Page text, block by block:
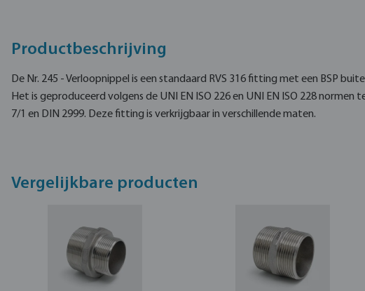
Productbeschrijving
De Nr. 245 - Verloopnippel is een standaard RVS 316 fitting met een BSP
Het is geproduceerd volgens de UNI EN ISO 226 en UNI EN ISO 228 normen
7/1 en DIN 2999. Deze fitting is verkrijgbaar in verschillende maten.
Vergelijkbare producten